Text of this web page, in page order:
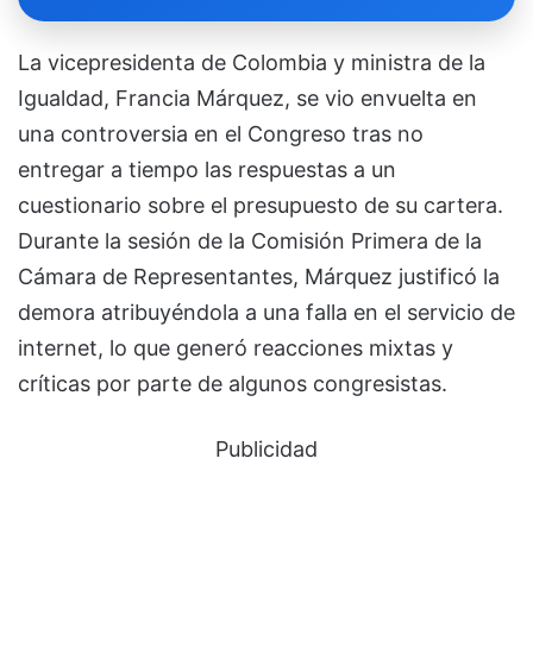
La vicepresidenta de Colombia y ministra de la
Igualdad, Francia Márquez, se vio envuelta en
una controversia en el Congreso tras no
entregar a tiempo las respuestas a un
cuestionario sobre el presupuesto de su cartera.
Durante la sesión de la Comisión Primera de la
Cámara de Representantes, Márquez justificó la
demora atribuyéndola a una falla en el servicio de
internet, lo que generó reacciones mixtas y
críticas por parte de algunos congresistas.
Publicidad